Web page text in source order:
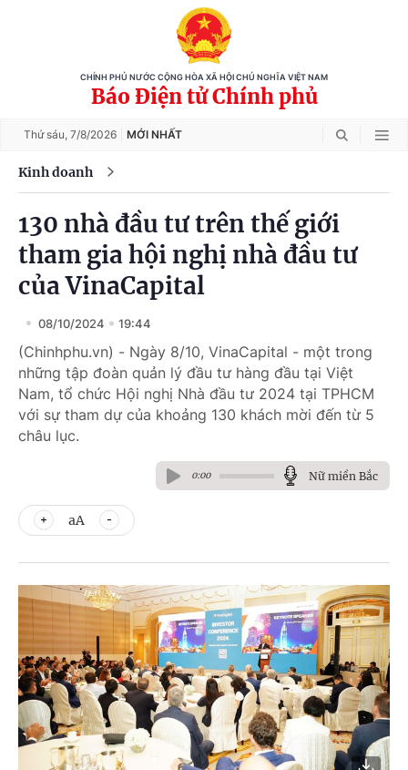
CHÍNH PHỦ NƯỚC CỘNG HÒA XÃ HỘI CHỦ NGHĨA VIỆT NAM
Báo Điện tử Chính phủ
Thứ sáu, 7/8/2026 MỚI NHẤT
Kinh doanh
130 nhà đầu tư trên thế giới
tham gia hội nghị nhà đầu tư
của VinaCapital
08/10/2024 19:44
(Chinhphu.vn) - Ngày 8/10, VinaCapital - một trong
những tập đoàn quản lý đầu tư hàng đầu tại Việt
Nam, tổ chức Hội nghị Nhà đầu tư 2024 tại TPHCM
với sự tham dự của khoảng 130 khách mời đến từ 5
châu lục.
0:00 Nữ miền Bắc
aA